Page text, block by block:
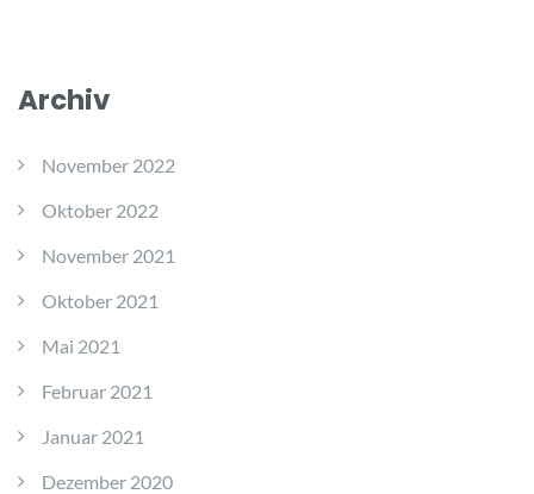
Archiv
November 2022
Oktober 2022
November 2021
Oktober 2021
Mai 2021
Februar 2021
Januar 2021
Dezember 2020